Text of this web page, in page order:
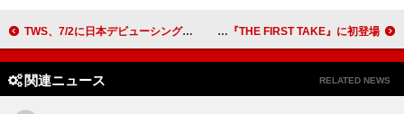
TWS、7/2に日本デビューシングル『はじめまして』リリースへ 宇多田ヒカルが『THE FIRST TAKE』に初登場
関連ニュース RELATED NEWS